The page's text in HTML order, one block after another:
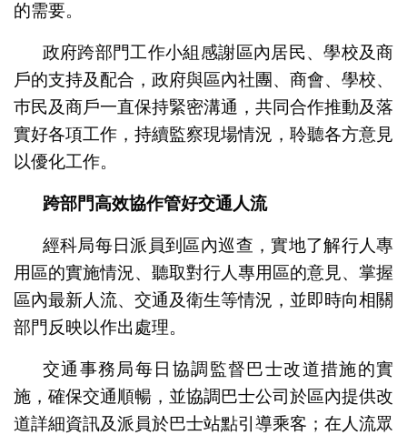
的需要。
政府跨部門工作小組感謝區內居民、學校及商
戶的支持及配合，政府與區內社團、商會、學校、
巿民及商戶一直保持緊密溝通，共同合作推動及落
實好各項工作，持續監察現場情況，聆聽各方意見
以優化工作。
跨部門高效協作管好交通人流
經科局每日派員到區內巡查，實地了解行人專
用區的實施情況、聽取對行人專用區的意見、掌握
區內最新人流、交通及衛生等情況，並即時向相關
部門反映以作出處理。
交通事務局每日協調監督巴士改道措施的實
施，確保交通順暢，並協調巴士公司於區內提供改
道詳細資訊及派員於巴士站點引導乘客；在人流眾